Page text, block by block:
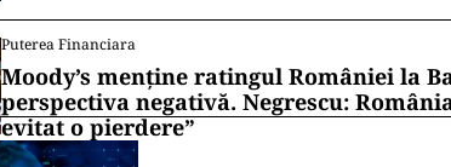
Puterea Financiara
Moody’s menține ratingul României la
perspectiva negativă. Negrescu:
evitat o pierdere”